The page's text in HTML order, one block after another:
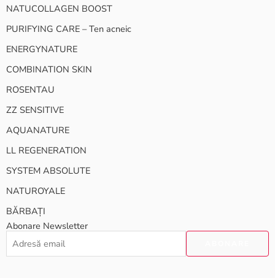
NATUCOLLAGEN BOOST
PURIFYING CARE – Ten acneic
ENERGYNATURE
COMBINATION SKIN
ROSENTAU
ZZ SENSITIVE
AQUANATURE
LL REGENERATION
SYSTEM ABSOLUTE
NATUROYALE
BĂRBAȚI
Abonare Newsletter